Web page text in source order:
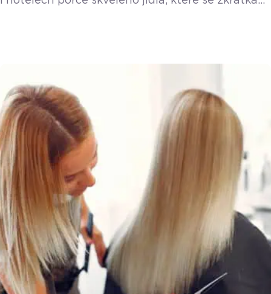
fungování aplikace i o nákupním chování českých
strávníků jsme si povídali s Filipem Matuškem.
Koncept je jednoduchý, ale nesmírně efektivní.
Podniky nabídnou své neprodané zboží formou
balíčku s překvapením a minimálně […]